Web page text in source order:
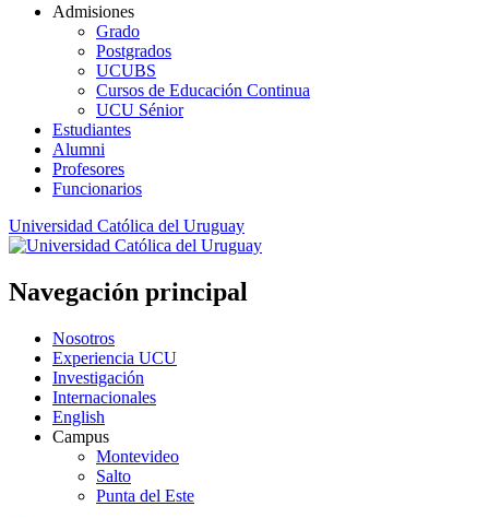
Admisiones
Grado
Postgrados
UCUBS
Cursos de Educación Continua
UCU Sénior
Estudiantes
Alumni
Profesores
Funcionarios
Universidad Católica del Uruguay
Navegación principal
Nosotros
Experiencia UCU
Investigación
Internacionales
English
Campus
Montevideo
Salto
Punta del Este